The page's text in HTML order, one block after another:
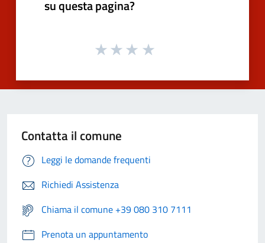
su questa pagina?
Contatta il comune
Leggi le domande frequenti
Richiedi Assistenza
Chiama il comune +39 080 310 7111
Prenota un appuntamento